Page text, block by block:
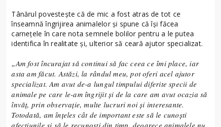
Tânărul povestește că de mic a fost atras de tot ce
înseamnă îngrijirea animalelor și spune că își făcea
carnețele în care nota semnele bolilor pentru a le putea
identifica în realitate și, ulterior să ceară ajutor specializat.
„Am fost încurajat să continui să fac ceea ce îmi place, iar
asta am făcut. Astăzi, la rândul meu, pot oferi acel ajutor
specializat. Am avut de-a lungul timpului diferite specii de
animale pe care le-am îngrijit și de la care am avut ocazia să
învăț, prin observație, multe lucruri noi și interesante.
Totodată, am înțeles cât de important este să le cunoști